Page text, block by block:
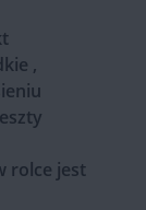
,
rolce jest